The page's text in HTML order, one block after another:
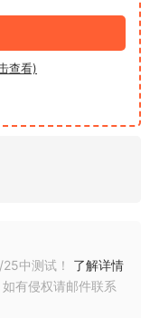
查看)
中测试！ 了解详情
有侵权请邮件联系